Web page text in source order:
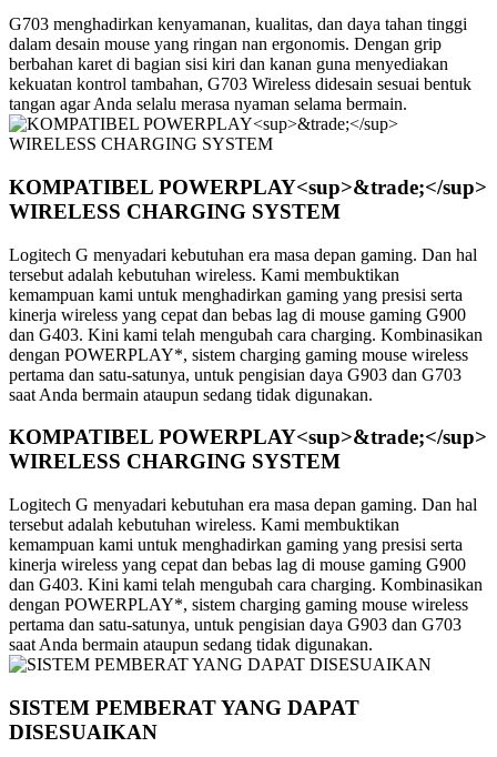
G703 menghadirkan kenyamanan, kualitas, dan daya tahan tinggi
dalam desain mouse yang ringan nan ergonomis. Dengan grip
berbahan karet di bagian sisi kiri dan kanan guna menyediakan
kekuatan kontrol tambahan, G703 Wireless didesain sesuai bentuk
tangan agar Anda selalu merasa nyaman selama bermain.
KOMPATIBEL POWERPLAY<sup>&trade;</sup>
WIRELESS CHARGING SYSTEM
Logitech G menyadari kebutuhan era masa depan gaming. Dan hal
tersebut adalah kebutuhan wireless. Kami membuktikan
kemampuan kami untuk menghadirkan gaming yang presisi serta
kinerja wireless yang cepat dan bebas lag di mouse gaming G900
dan G403. Kini kami telah mengubah cara charging. Kombinasikan
dengan POWERPLAY*, sistem charging gaming mouse wireless
pertama dan satu-satunya, untuk pengisian daya G903 dan G703
saat Anda bermain ataupun sedang tidak digunakan.
KOMPATIBEL POWERPLAY<sup>&trade;</sup>
WIRELESS CHARGING SYSTEM
Logitech G menyadari kebutuhan era masa depan gaming. Dan hal
tersebut adalah kebutuhan wireless. Kami membuktikan
kemampuan kami untuk menghadirkan gaming yang presisi serta
kinerja wireless yang cepat dan bebas lag di mouse gaming G900
dan G403. Kini kami telah mengubah cara charging. Kombinasikan
dengan POWERPLAY*, sistem charging gaming mouse wireless
pertama dan satu-satunya, untuk pengisian daya G903 dan G703
saat Anda bermain ataupun sedang tidak digunakan.
SISTEM PEMBERAT YANG DAPAT
DISESUAIKAN